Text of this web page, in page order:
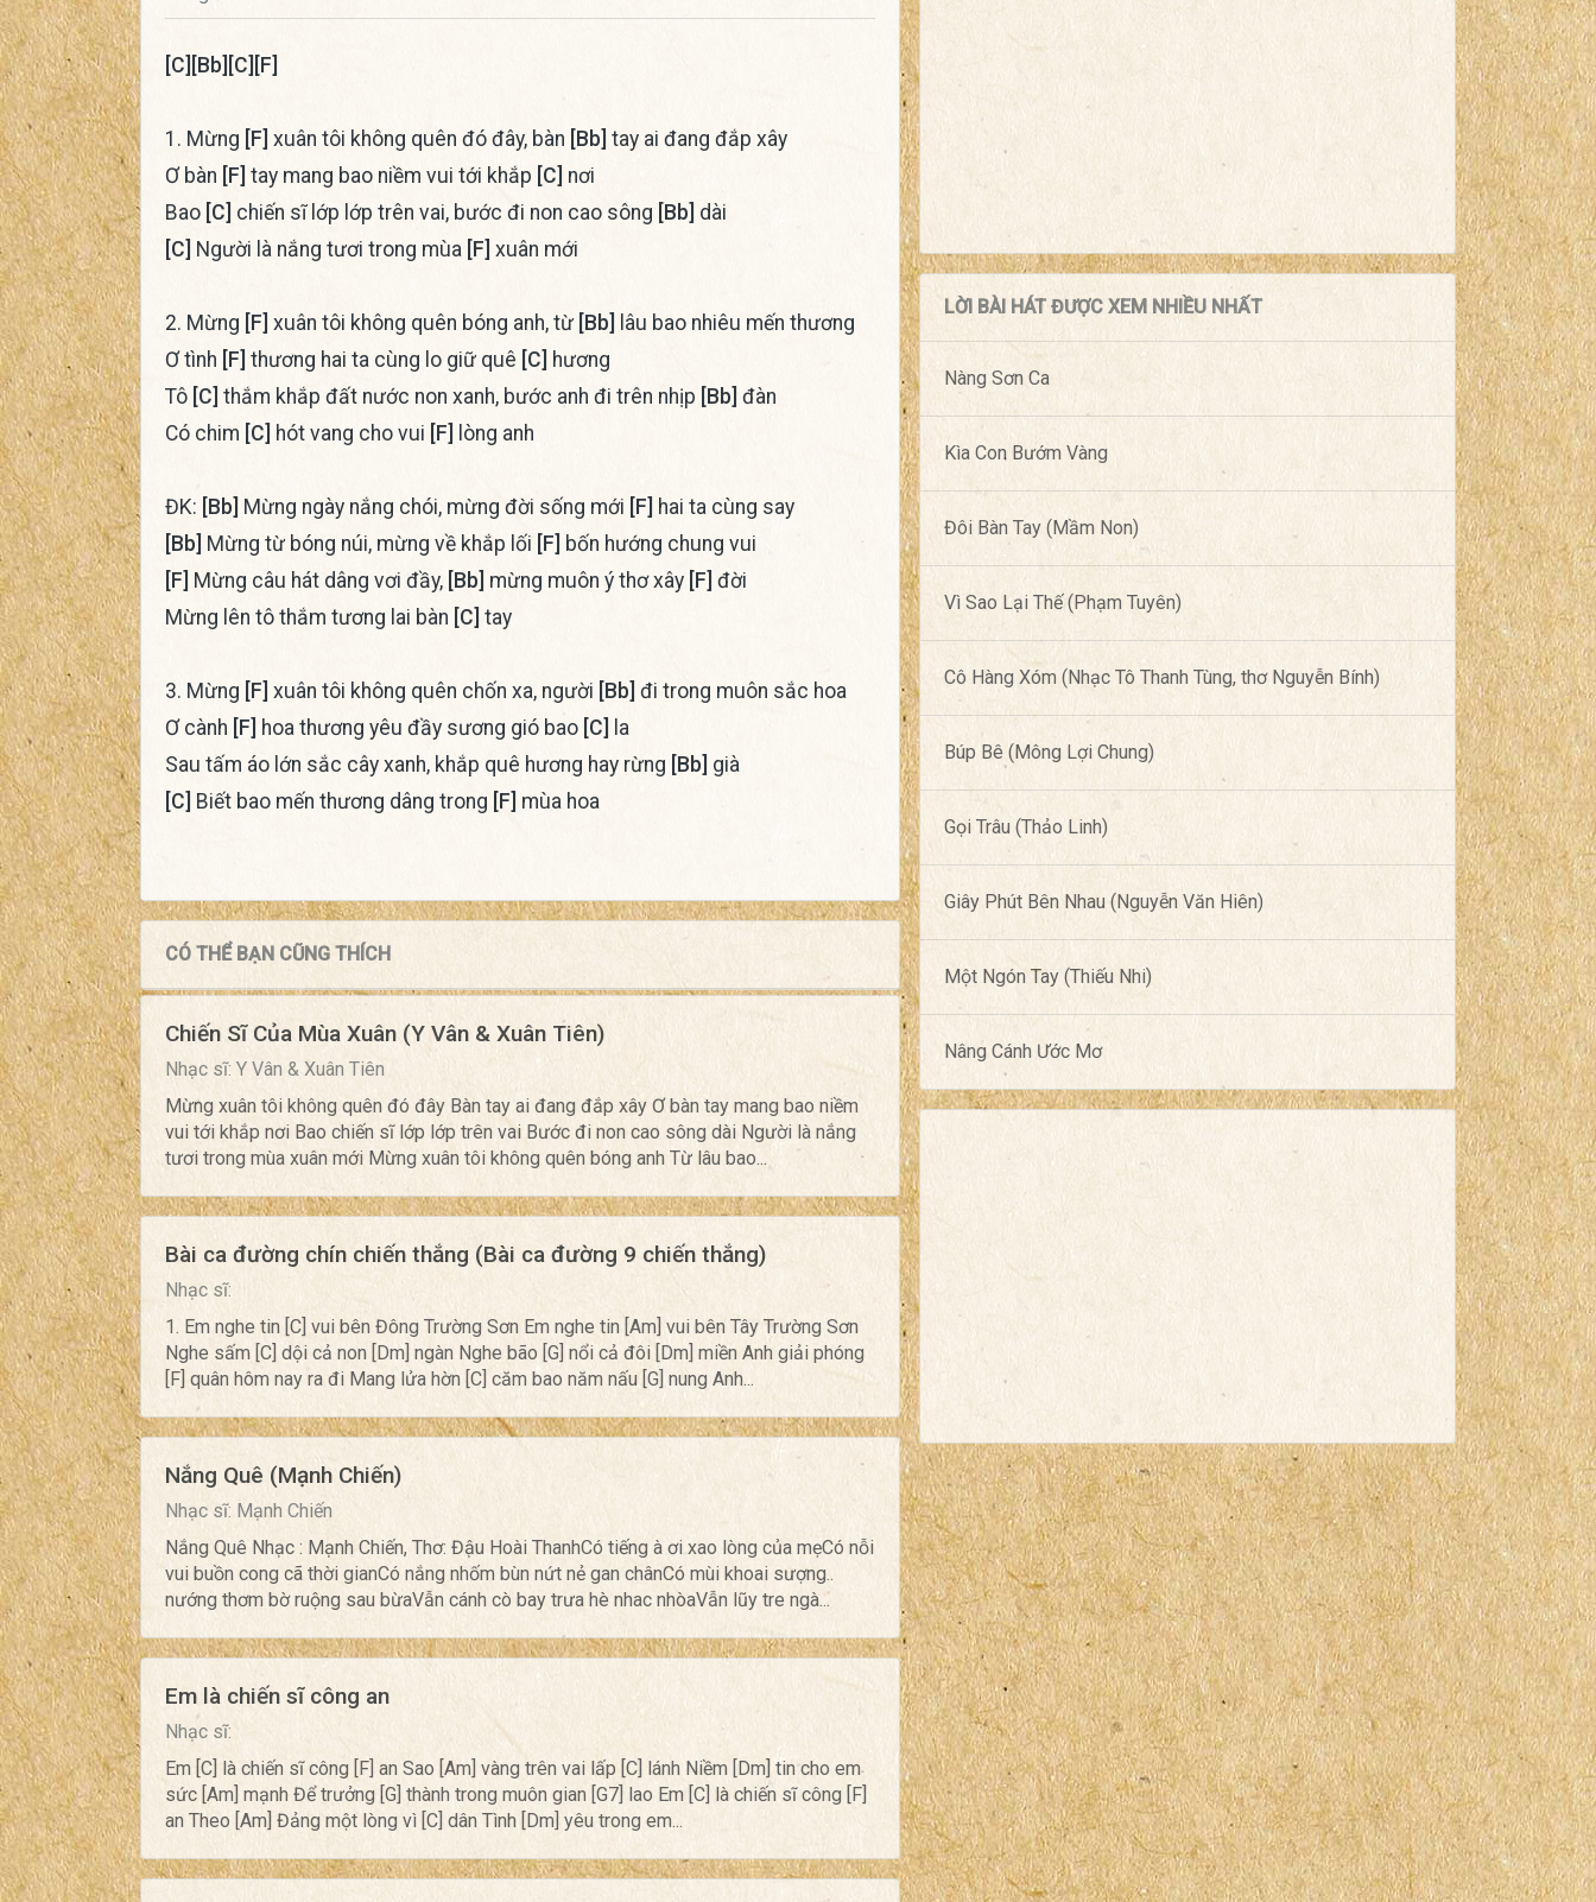
[C] [Bb] [C] [F]
1. Mừng [F] xuân tôi không quên đó đây, bàn [Bb] tay ai đang đắp xây
Ơ bàn
[F] tay mang bao niềm vui tới khắp [C] nơi
Bao [C] chiến sĩ lớp lớp trên vai, bước đi non cao sông [Bb] dài
[C] Người là nắng tươi trong mùa [F] xuân mới
2. Mừng [F] xuân tôi không quên bóng anh, từ [Bb]
lâu bao nhiêu mến thương
Ơ tình
[F] thương hai ta cùng lo giữ quê [C] hương
Tô [C] thắm khắp đất nước non xanh, bước anh đi trên nhịp [Bb] đàn
Có chim [C] hót vang cho vui [F] lòng anh
ĐK: [Bb] Mừng ngày nắng chói, mừng đời sống mới [F] hai ta cùng say
[Bb] Mừng từ bóng núi, mừng về khắp lối [F] bốn hướng chung vui
[F] Mừng câu hát dâng vơi đầy, [Bb] mừng muôn ý thơ xây [F] đời
Mừng lên tô thắm tương lai bàn [C] tay
3. Mừng [F] xuân tôi không quên chốn xa, người [Bb] đi trong muôn sắc hoa
Ơ cành
[F] hoa thương yêu đầy sương gió bao [C]
la
Sau tấm áo lớn sắc cây xanh, khắp quê hương hay rừng
[Bb] già
[C] Biết bao mến thương dâng trong [F] mùa hoa
CÓ THỂ BẠN CŨNG THÍCH
Chiến Sĩ Của Mùa Xuân (Y Vân & Xuân Tiên)
Nhạc sĩ: Y Vân & Xuân Tiên
Mừng xuân tôi không quên đó đây Bàn tay ai đang đắp xây Ơ bàn tay mang bao niềm
vui tới khắp nơi Bao chiến sĩ lớp lớp trên vai Bước đi non cao sông dài Người là nắng
tươi trong mùa xuân mới Mừng xuân tôi không quên bóng anh Từ lâu bao...
Bài ca đường chín chiến thắng (Bài ca đường 9 chiến thắng)
Nhạc sĩ:
1. Em nghe tin [C] vui bên Đông Trường Sơn Em nghe tin [Am] vui bên Tây Trường Sơn
Nghe sấm [C] dội cả non [Dm] ngàn Nghe bão [G] nổi cả đôi [Dm] miền Anh giải phóng
[F] quân hôm nay ra đi Mang lửa hờn [C] căm bao năm nấu [G] nung Anh...
Nắng Quê (Mạnh Chiến)
Nhạc sĩ: Mạnh Chiến
Nắng Quê Nhạc : Mạnh Chiến, Thơ: Đậu Hoài ThanhCó tiếng à ơi xao lòng của mẹCó nỗi
vui buồn cong cã thời gianCó nắng nhốm bùn nứt nẻ gan chânCó mùi khoai sượng..
nướng thơm bờ ruộng sau bừaVẫn cánh cò bay trưa hè nhac nhòaVẫn lũy tre ngà...
Em là chiến sĩ công an
Nhạc sĩ:
Em [C] là chiến sĩ công [F] an Sao [Am] vàng trên vai lấp [C] lánh Niềm [Dm] tin cho em
sức [Am] mạnh Để trưởng [G] thành trong muôn gian [G7] lao Em [C] là chiến sĩ công [F]
an Theo [Am] Đảng một lòng vì [C] dân Tình [Dm] yêu trong em...
LỜI BÀI HÁT ĐƯỢC XEM NHIỀU NHẤT
Nàng Sơn Ca
Kìa Con Bướm Vàng
Đôi Bàn Tay (Mầm Non)
Vì Sao Lại Thế (Phạm Tuyên)
Cô Hàng Xóm (Nhạc Tô Thanh Tùng, thơ Nguyễn Bính)
Búp Bê (Mông Lợi Chung)
Gọi Trâu (Thảo Linh)
Giây Phút Bên Nhau (Nguyễn Văn Hiên)
Một Ngón Tay (Thiếu Nhi)
Nâng Cánh Ước Mơ